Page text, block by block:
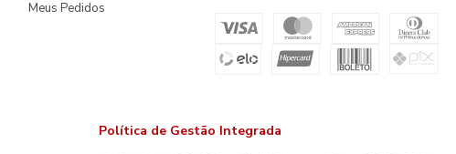
Meus Pedidos
Política de Gestão Integrada